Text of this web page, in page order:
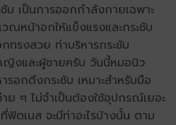
ป็นการออกกำลังกายเฉพาะ
ณหน้าอกให้แข็งแรงและกระชับ
ทรงสวย ท่าบริหารกระชับ
ญิงและผู้ชายครับ วันนี้หมอนิว
รอกตึงกระชับ เหมาะสำหรับมือ
ย ๆ ไม่จำเป็นต้องใช้อุปกรณ์เยอะ
ตเนส จะมีท่าอะไรบ้างนั้น ตาม